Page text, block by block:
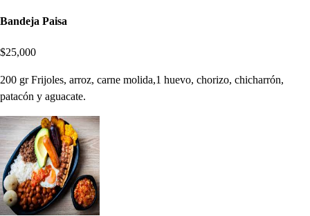
Bandeja Paisa
$25,000
200 gr Frijoles, arroz, carne molida,1 huevo, chorizo, chicharrón,
patacón y aguacate.